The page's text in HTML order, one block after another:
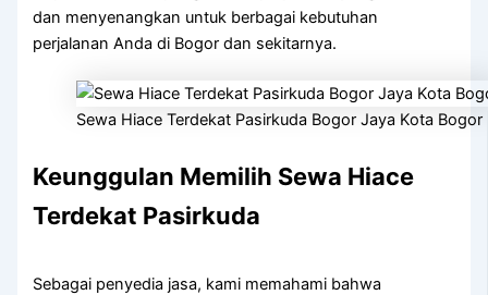
dan menyenangkan untuk berbagai kebutuhan
perjalanan Anda di Bogor dan sekitarnya.
Sewa Hiace Terdekat Pasirkuda Bogor Jaya Kota Bogor
Keunggulan Memilih Sewa Hiace
Terdekat Pasirkuda
Sebagai penyedia jasa, kami memahami bahwa